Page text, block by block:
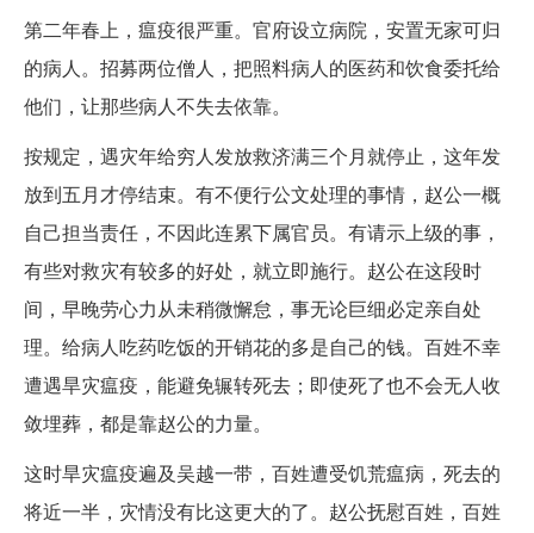
第二年春上，瘟疫很严重。官府设立病院，安置无家可归
的病人。招募两位僧人，把照料病人的医药和饮食委托给
他们，让那些病人不失去依靠。
按规定，遇灾年给穷人发放救济满三个月就停止，这年发
放到五月才停结束。有不便行公文处理的事情，赵公一概
自己担当责任，不因此连累下属官员。有请示上级的事，
有些对救灾有较多的好处，就立即施行。赵公在这段时
间，早晚劳心力从未稍微懈怠，事无论巨细必定亲自处
理。给病人吃药吃饭的开销花的多是自己的钱。百姓不幸
遭遇旱灾瘟疫，能避免辗转死去；即使死了也不会无人收
敛埋葬，都是靠赵公的力量。
这时旱灾瘟疫遍及吴越一带，百姓遭受饥荒瘟病，死去的
将近一半，灾情没有比这更大的了。赵公抚慰百姓，百姓